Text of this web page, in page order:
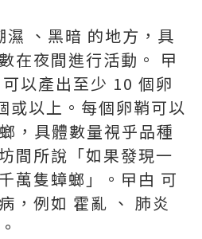
濕 、黑暗 的地方，具
在夜間進行活動。 曱
以產出至少 10 個卵
或以上。每個卵鞘可以
，具體數量視乎品種
間所說「如果發現一
萬隻蟑螂」。曱甴 可
，例如 霍亂 、 肺炎